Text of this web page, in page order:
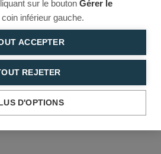
sur le bouton Gérer le
inférieur gauche.
ACCEPTER
REJETER
D'OPTIONS